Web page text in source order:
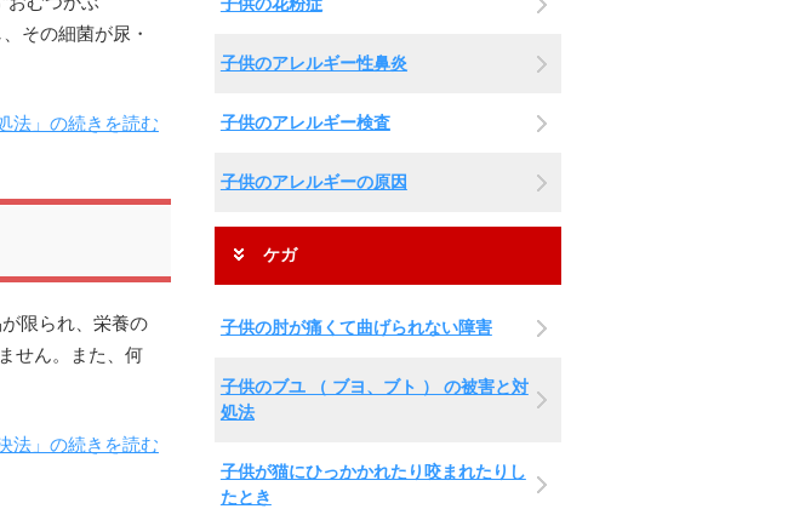
その細菌が尿・
法」の続きを読む
限られ、栄養の
せん。また、何
法」の続きを読む
子供のアレルギー性鼻炎
子供のアレルギー検査
子供のアレルギーの原因
ケガ
子供の肘が痛くて曲げられない障害
子供のブユ （ ブヨ、ブト ） の被害と対
処法
子供が猫にひっかかれたり咬まれたりし
たとき